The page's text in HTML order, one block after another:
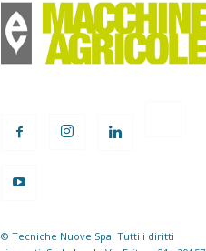
© Tecniche Nuove Spa. Tutti i diritti